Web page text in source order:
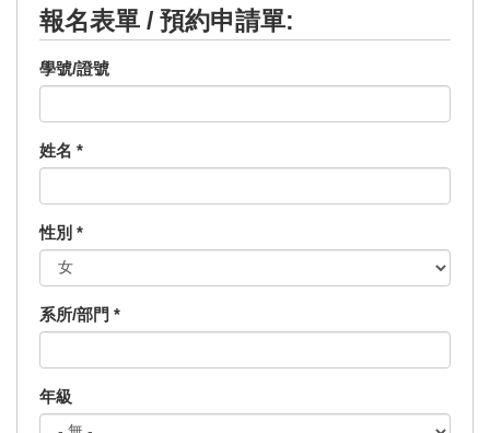
報名表單 / 預約申請單:
學號/證號
姓名 *
性別 *
系所/部門 *
年級